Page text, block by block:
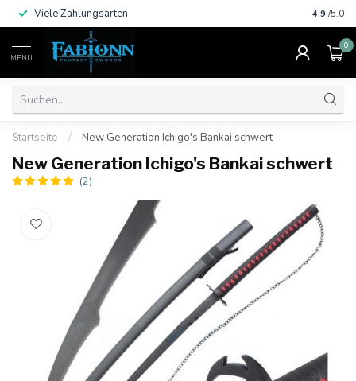
Viele Zahlungsarten 4.9 /5.0
MENU
0
Startseite / New Generation Ichigo's Bankai schwert
New Generation Ichigo's Bankai schwert
(2)